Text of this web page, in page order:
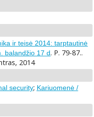
ir teisė 2014: tarptautinė
balandžio 17 d. P. 79-87..
2014
security; Kariuomenė /